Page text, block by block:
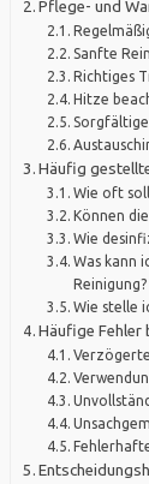
Pflege- und
Sanfte
Richtiges
Hitze
Häufig
Wie oft
Können
Wie
Was kann
Reinigung?
Wie stelle
Häufige Fehler